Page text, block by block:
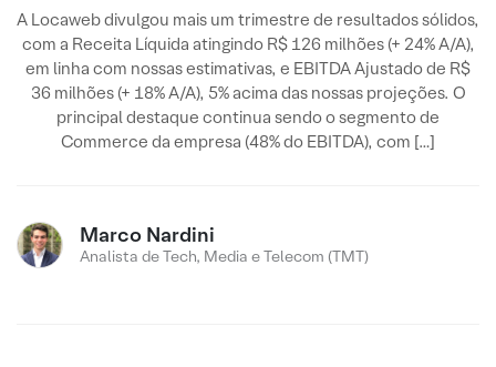
A Locaweb divulgou mais um trimestre de resultados sólidos,
com a Receita Líquida atingindo R$ 126 milhões (+ 24% A/A),
em linha com nossas estimativas, e EBITDA Ajustado de R$
36 milhões (+ 18% A/A), 5% acima das nossas projeções. O
principal destaque continua sendo o segmento de
Commerce da empresa (48% do EBITDA), com […]
Marco Nardini
Analista de Tech, Media e Telecom (TMT)